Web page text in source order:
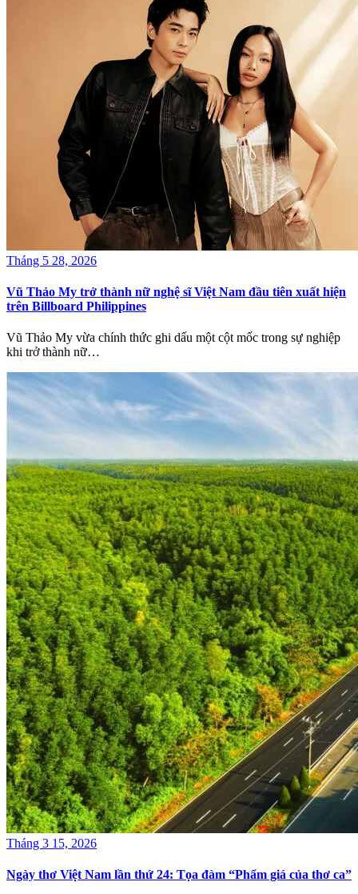
Tháng 5 28, 2026
Vũ Thảo My trở thành nữ nghệ sĩ Việt Nam đầu tiên xuất hiện
trên Billboard Philippines
Vũ Thảo My vừa chính thức ghi dấu một cột mốc trong sự nghiệp
khi trở thành nữ…
Tháng 3 15, 2026
Ngày thơ Việt Nam lần thứ 24: Tọa đàm “Phẩm giá của thơ ca”